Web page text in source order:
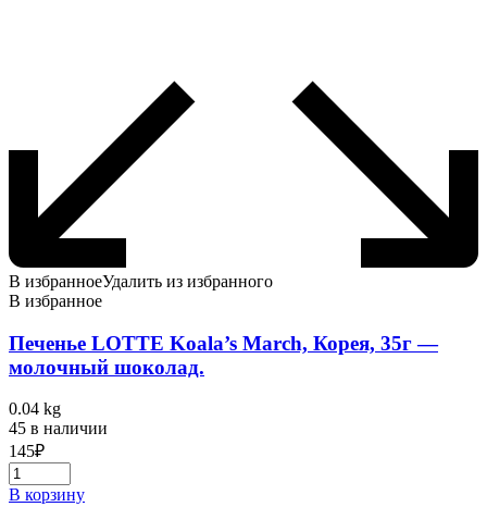
В избранноеУдалить из избранного
В избранное
Печенье LOTTE Koala’s March, Корея, 35г —
молочный шоколад.
0.04 kg
45 в наличии
145₽
В корзину